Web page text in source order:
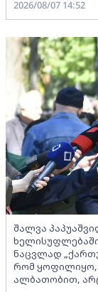
2026/08/07 14:52
შალვა
ნაცვლად
რომ ყოფილიყო,
ალბათობით,